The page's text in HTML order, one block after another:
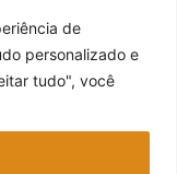
de
personalizado e
tudo", você
Conosco